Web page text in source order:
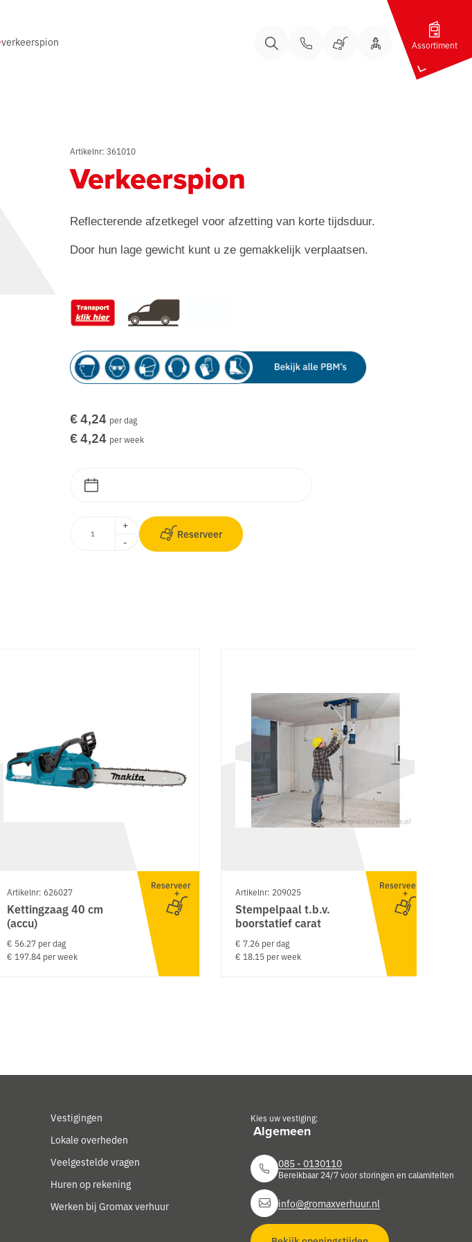
Bel onsBel onsWinkelwagen
Uw Account
Assortiment
verkeerspion
Artikelnr: 361010
Verkeerspion
Reflecterende afzetkegel voor afzetting van korte tijdsduur.
Door hun lage gewicht kunt u ze gemakkelijk verplaatsen.
€ 4,24 per dag
€ 4,24 per week
+
-
Reserveer
Artikelnr: 626027
Kettingzaag 40 cm
(accu)
€ 56.27 per dag
€ 197.84 per week
Reserveer
Artikelnr: 209025
Stempelpaal t.b.v.
boorstatief carat
€ 7.26 per dag
€ 18.15 per week
Reserveer
Vestigingen
Lokale overheden
Veelgestelde vragen
Huren op rekening
Werken bij Gromax verhuur
Kies uw vestiging:
085 - 0130110
Bereikbaar 24/7 voor storingen en calamiteiten
info@gromaxverhuur.nl